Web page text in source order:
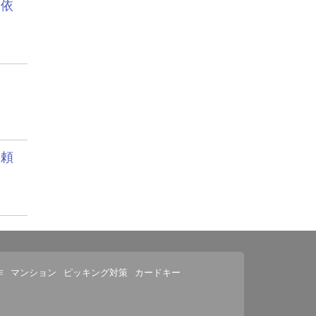
マンション ピッキング対策 カードキー